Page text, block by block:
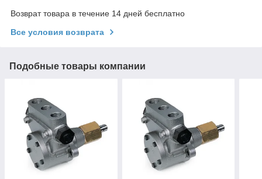
Возврат товара в течение 14 дней бесплатно
Все условия возврата
Подобные товары компании